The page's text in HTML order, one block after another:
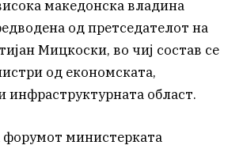
македонска владина
од претседателот на
Мицкоски, во чиј состав се
од економската,
инфраструктурната област.
министерката